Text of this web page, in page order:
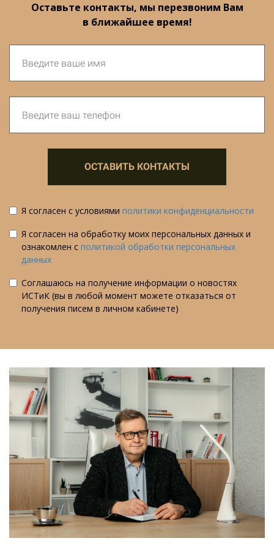
Оставьте контакты, мы перезвоним Вам
в ближайшее время!
ОСТАВИТЬ КОНТАКТЫ
Я согласен с условиями политики конфиденциальности
Я согласен на обработку моих персональных данных и
ознакомлен с политикой обработки персональных
данных
Соглашаюсь на получение информации о новостях
ИСТиК (вы в любой момент можете отказаться от
получения писем в личном кабинете)